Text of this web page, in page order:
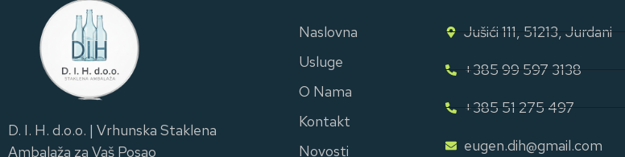
D. I. H. d.o.o. | Vrhunska Staklena
Ambalaža za Vaš Posao
Naslovna
Usluge
O Nama
Kontakt
Novosti
Jušići 111, 51213, Jurdani
+385 99 597 3138
+385 51 275 497
eugen.dih@gmail.com